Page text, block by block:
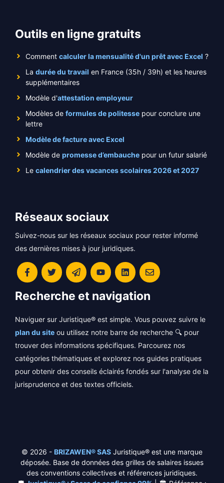
Outils en ligne gratuits
Comment calculer la mensualité d'un prêt avec Excel ?
La durée du travail en France (35h / 39h) et les heures
supplémentaires
Modèle d'attestation employeur
Modèles de formules de politesse pour conclure une
lettre
Modèle de facture avec Excel
Modèle de promesse d’embauche pour un futur salarié
Le calendrier des vacances scolaires 2026 et 2027
Réseaux sociaux
Suivez-nous sur les réseaux sociaux pour rester informé
des dernières mises à jour juridiques.
Recherche et navigation
Naviguer sur Juristique® est simple. Vous pouvez suivre le
plan du site ou utilisez notre barre de recherche 🔍 pour
trouver des informations spécifiques. Parcourez nos
catégories thématiques et explorez nos guides pratiques
pour obtenir des conseils éclairés fondés sur l'analyse de la
jurisprudence et des textes officiels.
© 2026 - BRIZAWEN® SAS Juristique® est une marque
déposée. Base de données des grilles de salaires issues
des conventions collectives et références juridiques.